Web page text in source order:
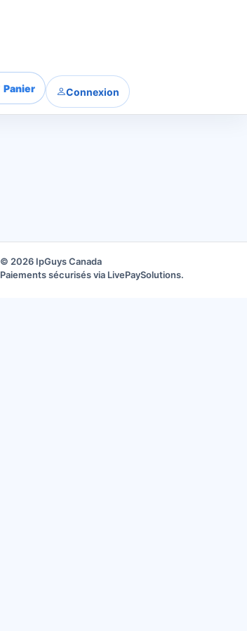
Panier Connexion
© 2026 IpGuys Canada
Paiements sécurisés via LivePaySolutions.